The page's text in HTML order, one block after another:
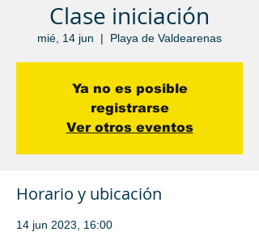
Clase iniciación
mié, 14 jun
  |
Playa de Valdearenas
Ya no es posible
registrarse
Ver otros eventos
Horario y ubicación
14 jun 2023, 16:00